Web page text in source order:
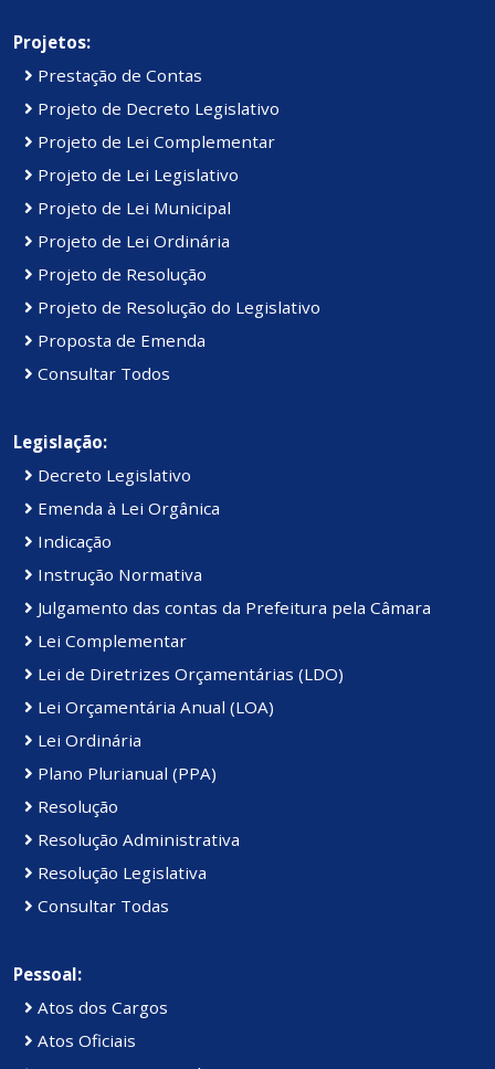
Projetos:
Prestação de Contas
Projeto de Decreto Legislativo
Projeto de Lei Complementar
Projeto de Lei Legislativo
Projeto de Lei Municipal
Projeto de Lei Ordinária
Projeto de Resolução
Projeto de Resolução do Legislativo
Proposta de Emenda
Consultar Todos
Legislação:
Decreto Legislativo
Emenda à Lei Orgânica
Indicação
Instrução Normativa
Julgamento das contas da Prefeitura pela Câmara
Lei Complementar
Lei de Diretrizes Orçamentárias (LDO)
Lei Orçamentária Anual (LOA)
Lei Ordinária
Plano Plurianual (PPA)
Resolução
Resolução Administrativa
Resolução Legislativa
Consultar Todas
Pessoal:
Atos dos Cargos
Atos Oficiais